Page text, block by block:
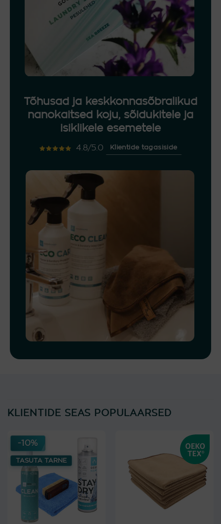
Tõhusad ja keskkonnasõbralikud
nanokaitsed koju, sõidukitele ja
isiklikele esemetele
4.8/5.0 Klientide tagasiside
KLIENTIDE SEAS POPULAARSED
-10%
TASUTA TARNE